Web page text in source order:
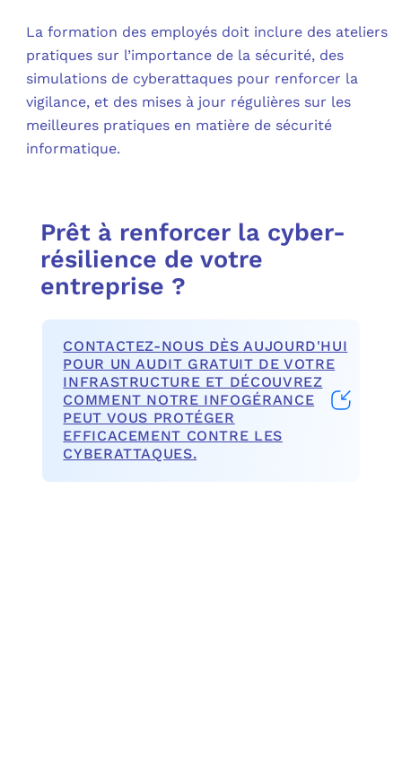
La formation des employés doit inclure des ateliers
pratiques sur l’importance de la sécurité, des
simulations de cyberattaques pour renforcer la
vigilance, et des mises à jour régulières sur les
meilleures pratiques en matière de sécurité
informatique.
Prêt à renforcer la cyber-
résilience de votre
entreprise ?
CONTACTEZ-NOUS DÈS AUJOURD'HUI
POUR UN AUDIT GRATUIT DE VOTRE
INFRASTRUCTURE ET DÉCOUVREZ
COMMENT NOTRE INFOGÉRANCE
PEUT VOUS PROTÉGER
EFFICACEMENT CONTRE LES
CYBERATTAQUES.